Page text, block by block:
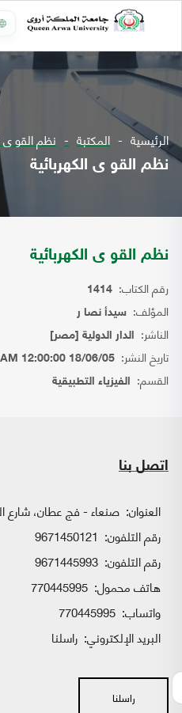
الرئيسية المكتبة نظم القو ى
نظم القو ى الكهربائية
نظم القو ى الكهربائية
رقم الكتاب: 1414
المؤلف: سيدأ نصا ر
الناشر: الدار الدولية [مصر]
تاريخ النشر: 18/06/05 12:00:00 AM
القسم: الفيزياء التطبيقية
اتصل بنا
العنوان: صنعاء - فج عطان، شارع
رقم التلفون: 9671450121
رقم التلفون: 9671445993
هاتف محمول: 770445995
واتساب:
البريد الإلكتروني: راسلنا
راسلنا